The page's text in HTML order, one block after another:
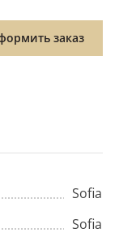
заказ
Sofia
Sofia